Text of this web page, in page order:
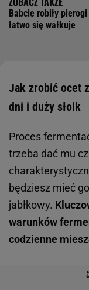
Babcie robiły
łatwo się wałkuje
Jak zrobić ocet
dni i duży słoik
Proces
trzeba dać mu
będziesz mieć
jabłkowy.
warunków
codzienne